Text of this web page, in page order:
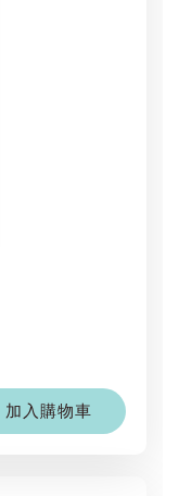
加入購物車